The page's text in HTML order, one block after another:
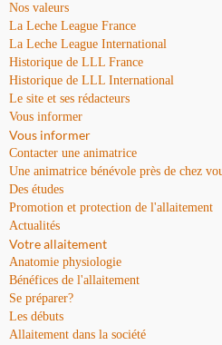
Nos valeurs
La Leche League France
La Leche League International
Historique de LLL France
Historique de LLL International
Le site et ses rédacteurs
Vous informer
Vous informer
Contacter une animatrice
Une animatrice bénévole près de chez
Des études
Promotion et protection de l'allaitement
Actualités
Votre allaitement
Anatomie physiologie
Bénéfices de l'allaitement
Se préparer?
Les débuts
Allaitement dans la société